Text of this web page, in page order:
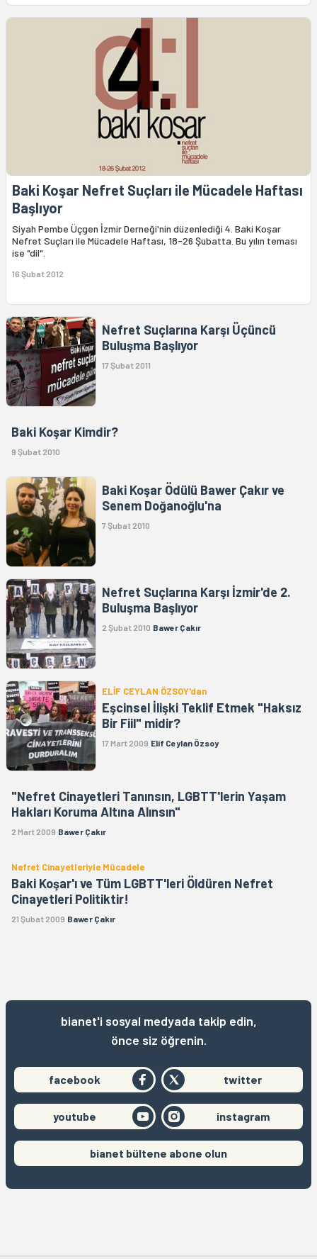
Baki Koşar Nefret Suçları ile Mücadele Haftası
Başlıyor
Siyah Pembe Üçgen İzmir Derneği'nin düzenlediği 4. Baki Koşar
Nefret Suçları ile Mücadele Haftası, 18-26 Şubatta. Bu yılın teması
ise "dil".
16 Şubat 2012
Nefret Suçlarına Karşı Üçüncü
Buluşma Başlıyor
17 Şubat 2011
Baki Koşar Kimdir?
9 Şubat 2010
Baki Koşar Ödülü Bawer Çakır ve
Senem Doğanoğlu'na
7 Şubat 2010
Nefret Suçlarına Karşı İzmir'de 2.
Buluşma Başlıyor
2 Şubat 2010 Bawer Çakır
ELİF CEYLAN ÖZSOY'dan
Eşcinsel İlişki Teklif Etmek "Haksız
Bir Fiil" midir?
17 Mart 2009 Elif Ceylan Özsoy
"Nefret Cinayetleri Tanınsın, LGBTT'lerin Yaşam
Hakları Koruma Altına Alınsın"
2 Mart 2009 Bawer Çakır
Nefret Cinayetleriyle Mücadele
Baki Koşar'ı ve Tüm LGBTT'leri Öldüren Nefret
Cinayetleri Politiktir!
21 Şubat 2009 Bawer Çakır
bianet'i sosyal medyada takip edin,
önce siz öğrenin.
facebook twitter
youtube instagram
bianet bültene abone olun